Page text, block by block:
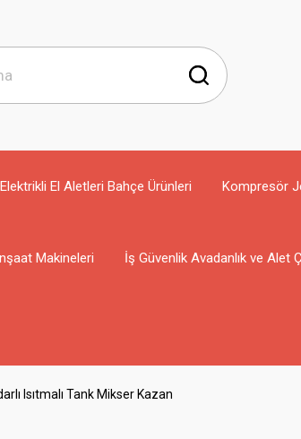
Elektrikli El Aletleri Bahçe Ürünleri Kompresör
Makineleri İş Güvenlik Avadanlık ve Alet
Isıtmalı Tank Mikser Kazan